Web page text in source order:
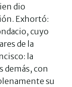
dio
Exhortó:
cuyo
de la
la
demás, con
su